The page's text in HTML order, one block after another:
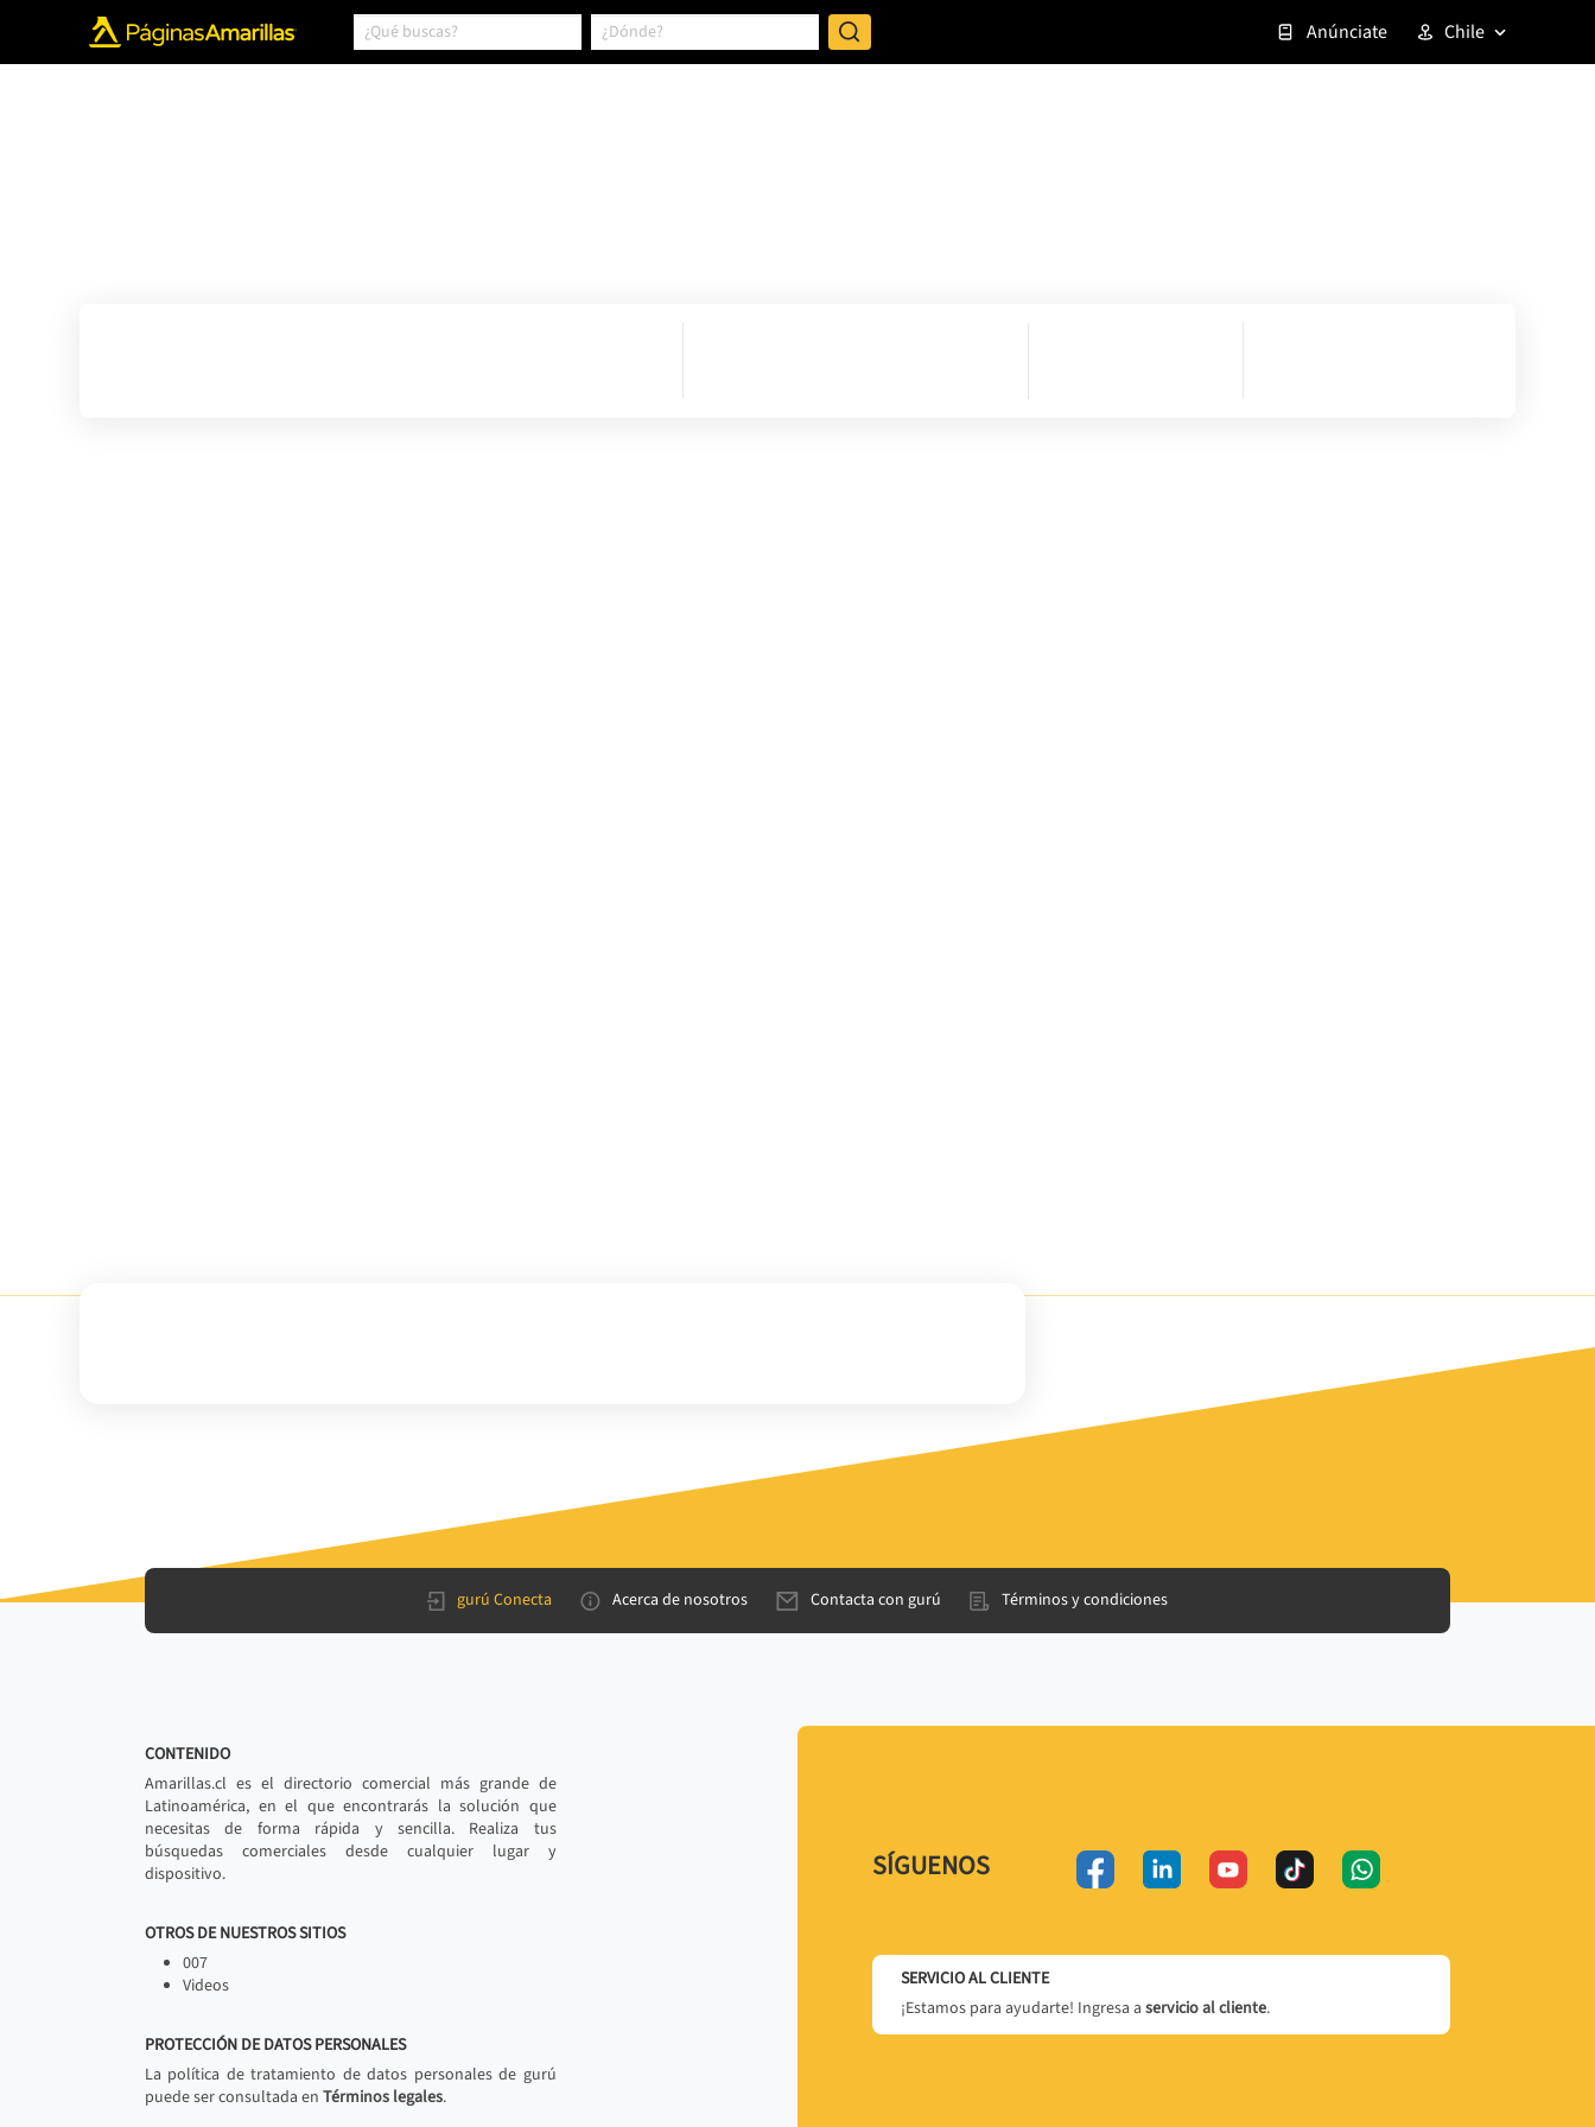
Anúnciate Chile
gurú Conecta Acerca de nosotros Contacta con gurú Términos y condiciones
CONTENIDO
Amarillas.cl es el directorio comercial más grande de
Latinoamérica, en el que encontrarás la solución que
necesitas de forma rápida y sencilla. Realiza tus
búsquedas comerciales desde cualquier lugar y
dispositivo.
OTROS DE NUESTROS SITIOS
007
Videos
PROTECCIÓN DE DATOS PERSONALES
La política de tratamiento de datos personales de gurú
puede ser consultada en Términos legales.
SÍGUENOS
SERVICIO AL CLIENTE
¡Estamos para ayudarte! Ingresa a servicio al cliente.